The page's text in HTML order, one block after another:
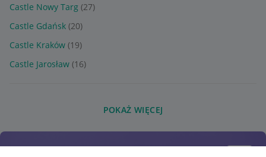
Castle Nowy Targ (27)
Castle Gdańsk (20)
Castle Kraków (19)
Castle Jarosław (16)
POKAŻ WIĘCEJ